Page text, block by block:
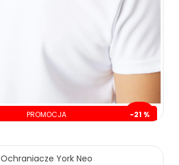
PROMOCJA -21 %
Ochraniacze York Neo